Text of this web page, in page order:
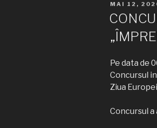
PUBLICAT
PE
MAI 12,
Pe data de
Concursul
Ziua
Concursul